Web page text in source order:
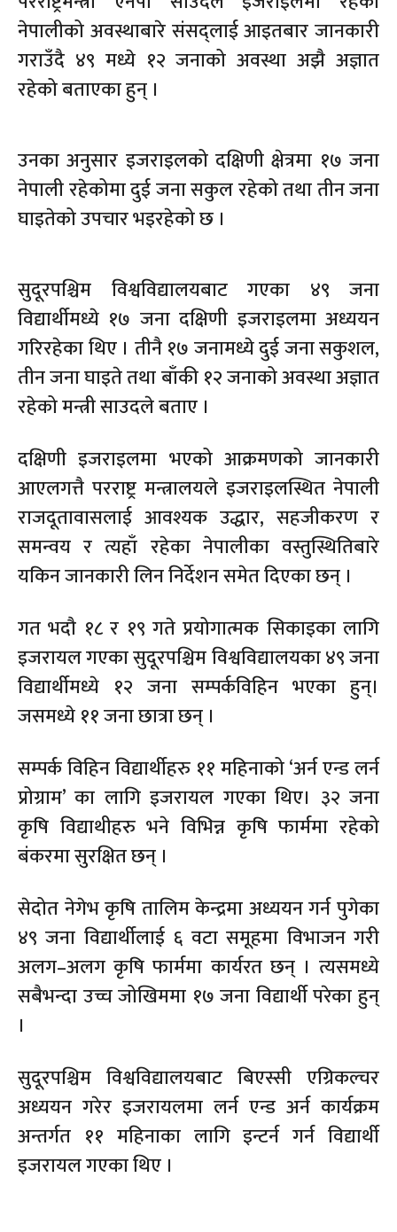
नेपालीको अवस्थाबारे संसद्लाई आइतबार जानकारी
गराउँदै ४९ मध्ये १२ जनाको अवस्था अझै अज्ञात
रहेको बताएका हुन् ।
उनका अनुसार इजराइलको दक्षिणी क्षेत्रमा १७ जना
नेपाली रहेकोमा दुई जना सकुल रहेको तथा तीन जना
घाइतेको उपचार भइरहेको छ ।
सुदूरपश्चिम विश्वविद्यालयबाट गएका ४९ जना
विद्यार्थीमध्ये १७ जना दक्षिणी इजराइलमा अध्ययन
गरिरहेका थिए । तीनै १७ जनामध्ये दुई जना सकुशल,
तीन जना घाइते तथा बाँकी १२ जनाको अवस्था अज्ञात
रहेको मन्त्री साउदले बताए ।
दक्षिणी इजराइलमा भएको आक्रमणको जानकारी
आएलगत्तै परराष्ट्र मन्त्रालयले इजराइलस्थित नेपाली
राजदूतावासलाई आवश्यक उद्धार, सहजीकरण र
समन्वय र त्यहाँ रहेका नेपालीका वस्तुस्थितिबारे
यकिन जानकारी लिन निर्देशन समेत दिएका छन् ।
गत भदौ १८ र १९ गते प्रयोगात्मक सिकाइका लागि
इजरायल गएका सुदूरपश्चिम विश्वविद्यालयका ४९ जना
विद्यार्थीमध्ये १२ जना सम्पर्कविहिन भएका हुन्।
जसमध्ये ११ जना छात्रा छन् ।
सम्पर्क विहिन विद्यार्थीहरु ११ महिनाको ‘अर्न एन्ड लर्न
प्रोग्राम’ का लागि इजरायल गएका थिए। ३२ जना
कृषि विद्याथीहरु भने विभिन्न कृषि फार्ममा रहेको
बंकरमा सुरक्षित छन् ।
सेदोत नेगेभ कृषि तालिम केन्द्रमा अध्ययन गर्न पुगेका
४९ जना विद्यार्थीलाई ६ वटा समूहमा विभाजन गरी
अलग–अलग कृषि फार्ममा कार्यरत छन् । त्यसमध्ये
सबैभन्दा उच्च जोखिममा १७ जना विद्यार्थी परेका हुन्
।
सुदूरपश्चिम विश्वविद्यालयबाट बिएस्सी एग्रिकल्चर
अध्ययन गरेर इजरायलमा लर्न एन्ड अर्न कार्यक्रम
अन्तर्गत ११ महिनाका लागि इन्टर्न गर्न विद्यार्थी
इजरायल गएका थिए ।